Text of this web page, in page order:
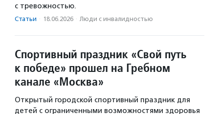
с тревожностью.
Статьи · 18.06.2026 · Люди с инвалидностью
Спортивный праздник «Свой путь
к победе» прошел на Гребном
канале «Москва»
Открытый городской спортивный праздник для
детей с ограниченными возможностями здоровья